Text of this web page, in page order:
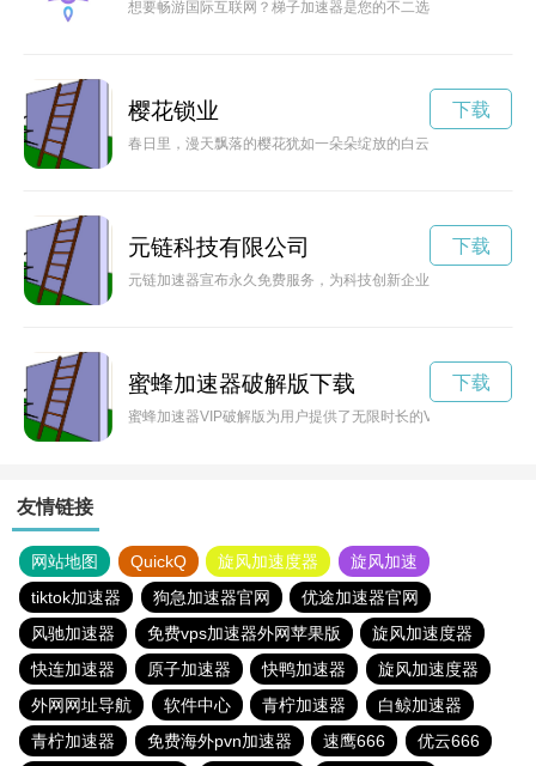
想要畅游国际互联网？梯子加速器是您的不二选择！下载一个
樱花锁业
春日里，漫天飘落的樱花犹如一朵朵绽放的白云，飘散在空中
下载
元链科技有限公司
元链加速器宣布永久免费服务，为科技创新企业提供更强大的
下载
蜜蜂加速器破解版下载
蜜蜂加速器VIP破解版为用户提供了无限时长的VIP特权体验，
下载
友情链接
网站地图 QuickQ 旋风加速度器
旋风加速
tiktok加速器
狗急加速器官网
优途加速器官网
风驰加速器
免费vps加速器外网苹果版
旋风加速度器
快连加速器
原子加速器 快鸭加速器
旋风加速度器
外网网址导航
软件中心 青柠加速器
白鲸加速器
青柠加速器
免费海外pvn加速器 速鹰666 优云666